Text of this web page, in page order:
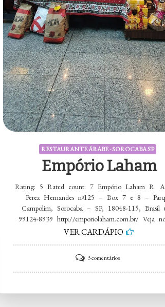
RESTAURANTE ÁRABE - SOROCABA SP
Empório Laham
Rating: 5 Rated count: 7 Empório Laham R.
Perez Hernandes nº125 – Box 7 e 8 –
Campolim, Sorocaba – SP, 18048-115, Brasil
99124-8939 http://emporiolaham.com.br/ Veja
VER CARDÁPIO
3 comentáriosem
Empório